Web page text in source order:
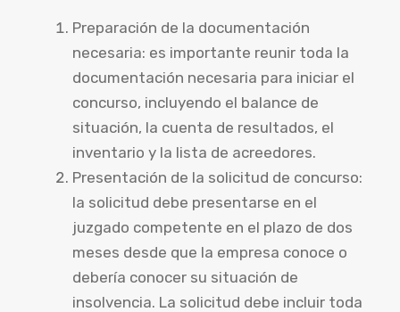
Preparación de la documentación
necesaria: es importante reunir toda la
documentación necesaria para iniciar el
concurso, incluyendo el balance de
situación, la cuenta de resultados, el
inventario y la lista de acreedores.
Presentación de la solicitud de concurso:
la solicitud debe presentarse en el
juzgado competente en el plazo de dos
meses desde que la empresa conoce o
debería conocer su situación de
insolvencia. La solicitud debe incluir toda